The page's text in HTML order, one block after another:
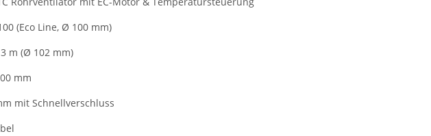
(Eco Line, Ø 100 mm)
m (Ø 102 mm)
mm
mit Schnellverschluss